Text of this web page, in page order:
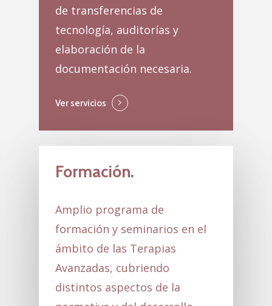
de transferencias de
tecnología, auditorías y
elaboración de la
documentación necesaria.
Ver servicios
Formación.
Amplio programa de
formación y seminarios en el
ámbito de las Terapias
Avanzadas, cubriendo
distintos aspectos de la